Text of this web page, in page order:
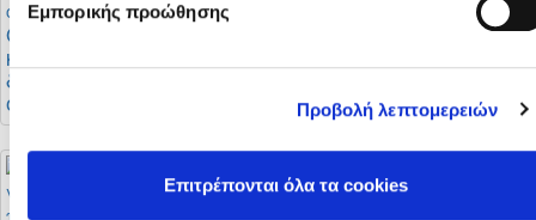
Εμπορικής προώθησης
Προβολή λεπτομερειών
Επιτρέπονται όλα τα cookies
Οι αλλαγές στους
κανονισμούς
διαιτησίας και οι
οδηγίες της ΚΟΠ ολοκληρώνεται